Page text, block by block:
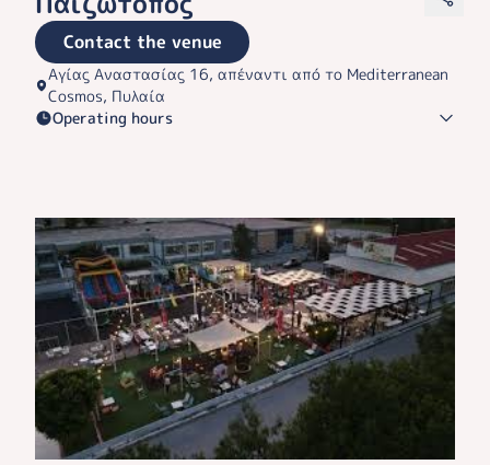
Contact the venue
Αγίας Αναστασίας 16, απέναντι από το Mediterranean
Cosmos, Πυλαία
Operating hours